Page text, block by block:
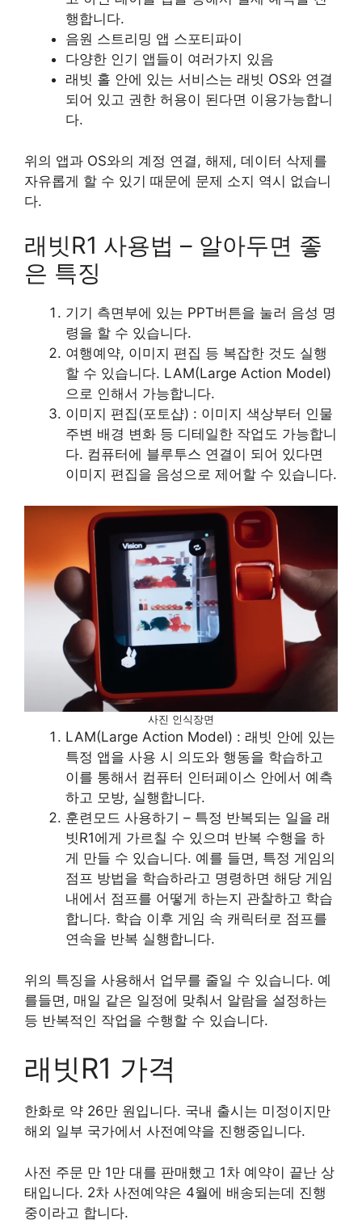
행합니다.
음원 스트리밍 앱 스포티파이
다양한 인기 앱들이 여러가지 있음
래빗 홀 안에 있는 서비스는 래빗 OS와 연결
되어 있고 권한 허용이 된다면 이용가능합니
다.
위의 앱과 OS와의 계정 연결, 해제, 데이터 삭제를
자유롭게 할 수 있기 때문에 문제 소지 역시 없습니
다.
래빗R1 사용법 – 알아두면 좋
은 특징
기기 측면부에 있는 PPT버튼을 눌러 음성 명
령을 할 수 있습니다.
여행예약, 이미지 편집 등 복잡한 것도 실행
할 수 있습니다. LAM(Large Action Model)
으로 인해서 가능합니다.
이미지 편집(포토샵) : 이미지 색상부터 인물
주변 배경 변화 등 디테일한 작업도 가능합니
다. 컴퓨터에 블루투스 연결이 되어 있다면
이미지 편집을 음성으로 제어할 수 있습니다.
사진 인식장면
LAM(Large Action Model) : 래빗 안에 있는
특정 앱을 사용 시 의도와 행동을 학습하고
이를 통해서 컴퓨터 인터페이스 안에서 예측
하고 모방, 실행합니다.
훈련모드 사용하기 – 특정 반복되는 일을 래
빗R1에게 가르칠 수 있으며 반복 수행을 하
게 만들 수 있습니다. 예를 들면, 특정 게임의
점프 방법을 학습하라고 명령하면 해당 게임
내에서 점프를 어떻게 하는지 관찰하고 학습
합니다. 학습 이후 게임 속 캐릭터로 점프를
연속을 반복 실행합니다.
위의 특징을 사용해서 업무를 줄일 수 있습니다. 예
를들면, 매일 같은 일정에 맞춰서 알람을 설정하는
등 반복적인 작업을 수행할 수 있습니다.
래빗R1 가격
한화로 약 26만 원입니다. 국내 출시는 미정이지만
해외 일부 국가에서 사전예약을 진행중입니다.
사전 주문 만 1만 대를 판매했고 1차 예약이 끝난 상
태입니다. 2차 사전예약은 4월에 배송되는데 진행
중이라고 합니다.